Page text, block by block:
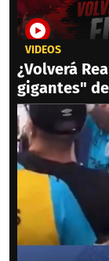
VIDEOS
¿Volverá
gigantes"